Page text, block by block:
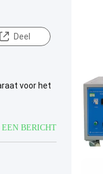
Deel
voor het
BERICHT